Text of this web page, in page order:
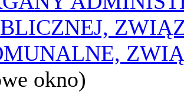
okno)